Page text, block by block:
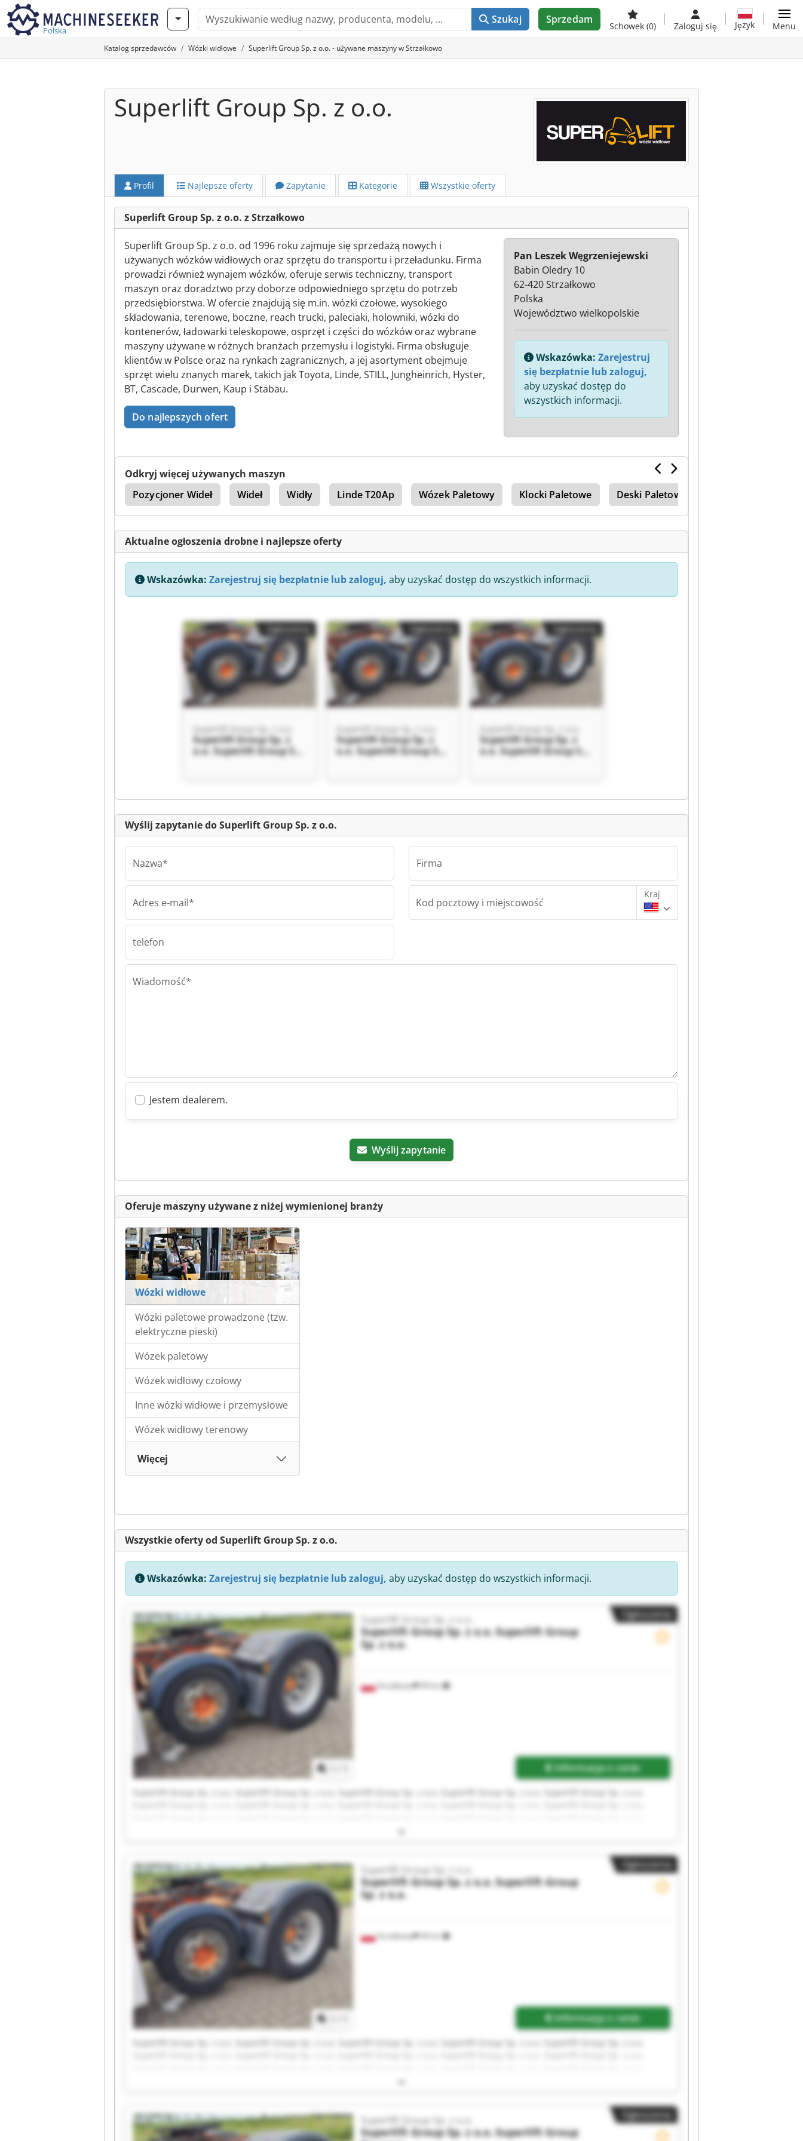
Polska
Szukaj Sprzedam
Schowek (0) Zaloguj się Język Menu
Katalog sprzedawców Wózki widłowe Superlift Group Sp. z o.o. - używane maszyny w Strzałkowo
Superlift Group Sp. z o.o.
Profil Najlepsze oferty Zapytanie Kategorie Wszystkie oferty
Superlift Group Sp. z o.o. z Strzałkowo
Superlift Group Sp. z o.o. od 1996 roku zajmuje się sprzedażą nowych i
używanych wózków widłowych oraz sprzętu do transportu i przeładunku. Firma
prowadzi również wynajem wózków, oferuje serwis techniczny, transport
maszyn oraz doradztwo przy doborze odpowiedniego sprzętu do potrzeb
przedsiębiorstwa. W ofercie znajdują się m.in. wózki czołowe, wysokiego
składowania, terenowe, boczne, reach trucki, paleciaki, holowniki, wózki do
kontenerów, ładowarki teleskopowe, osprzęt i części do wózków oraz wybrane
maszyny używane w różnych branżach przemysłu i logistyki. Firma obsługuje
klientów w Polsce oraz na rynkach zagranicznych, a jej asortyment obejmuje
sprzęt wielu znanych marek, takich jak Toyota, Linde, STILL, Jungheinrich, Hyster,
BT, Cascade, Durwen, Kaup i Stabau.
Do najlepszych ofert
Pan Leszek Węgrzeniejewski
Babin Oledry 10
62-420 Strzałkowo
Polska
Województwo wielkopolskie
Wskazówka: Zarejestruj
się bezpłatnie lub zaloguj,
aby uzyskać dostęp do
wszystkich informacji.
Odkryj więcej używanych maszyn
Pozycjoner Wideł
Wideł Widły Linde T20Ap Wózek Paletowy Klocki Paletowe Deski Paletowe
Aktualne ogłoszenia drobne i najlepsze oferty
Wskazówka: Zarejestruj się bezpłatnie lub zaloguj, aby uzyskać dostęp do wszystkich informacji.
Superlift Group Sp. z o.o.
Superlift Group Sp. z
o.o. Superlift Group Sp.
Superlift Group Sp. z o.o.
Superlift Group Sp. z
o.o. Superlift Group Sp.
Superlift Group Sp. z o.o.
Superlift Group Sp. z
o.o. Superlift Group Sp.
Superlift Group Sp. z o.o.
o.o. Superlift Group Sp.
Ogłoszenia
Wyślij zapytanie do Superlift Group Sp. z o.o.
Nazwa*
Adres e-mail*
telefon
Firma
Kod pocztowy i miejscowość
Kraj
Wiadomość*
Jestem dealerem.
Wyślij zapytanie
Oferuje maszyny używane z niżej wymienionej branży
Wózki widłowe
Wózki paletowe prowadzone (tzw.
elektryczne pieski)
Wózek paletowy
Wózek widłowy czołowy
Inne wózki widłowe i przemysłowe
Wózek widłowy terenowy
Więcej
Wszystkie oferty od Superlift Group Sp. z o.o.
Wskazówka: Zarejestruj się bezpłatnie lub zaloguj, aby uzyskać dostęp do wszystkich informacji.
Ogłoszenia
Strzałkowo
Superlift Group Sp. z o.o.
Superlift Group Sp. z o.o.Superlift Group
Sp. z o.o.
Informacja o cenie
Superlift Group Sp. z o.o. Superlift Group Sp. z o.o. Superlift Group Sp. z o.o. Superlift Group Sp. z o.o. Superlift Group Sp. z o.o.
Superlift Group Sp. z o.o. Superlift Group Sp. z o.o. Superlift Group Sp. z o.o. Superlift Group Sp. z o.o. Superlift Group Sp. z o.o.
Ogłoszenia
Strzałkowo 99 km
Superlift Group Sp. z o.o.
Superlift Group Sp. z o.o.Superlift Group
Sp. z o.o.
Informacja o cenie
Superlift Group Sp. z o.o. Superlift Group Sp. z o.o. Superlift Group Sp. z o.o. Superlift Group Sp. z o.o. Superlift Group Sp. z o.o.
Superlift Group Sp. z o.o. Superlift Group Sp. z o.o. Superlift Group Sp. z o.o. Superlift Group Sp. z o.o. Superlift Group Sp. z o.o.
Ogłoszenia
Superlift Group Sp. z o.o.
Superlift Group Sp. z o.o.Superlift Group